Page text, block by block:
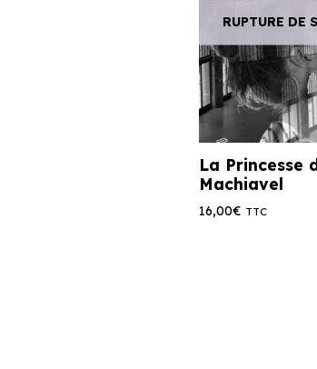
RUPTURE DE
La Princesse
Machiavel
16,00€ TTC